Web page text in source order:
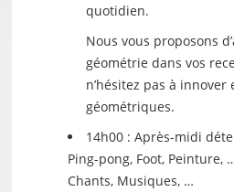
quotidien.
Nous vous proposons
géométrie dans vos
n’hésitez pas à
géométriques.
14h00 : Après-midi
Ping-pong, Foot, Peinture,
Chants, Musiques, …